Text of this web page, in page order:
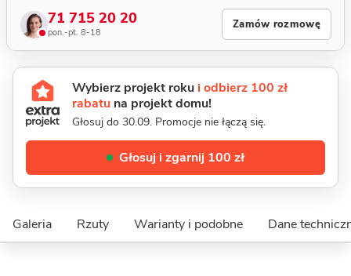
71 715 20 20
pon.-pt. 8-18
Zamów rozmowę
Wybierz projekt roku i odbierz 100 zł
rabatu na projekt domu!
Głosuj do 30.09. Promocje nie łączą się.
Głosuj i zgarnij 100 zł
Galeria Rzuty Warianty i podobne Dane